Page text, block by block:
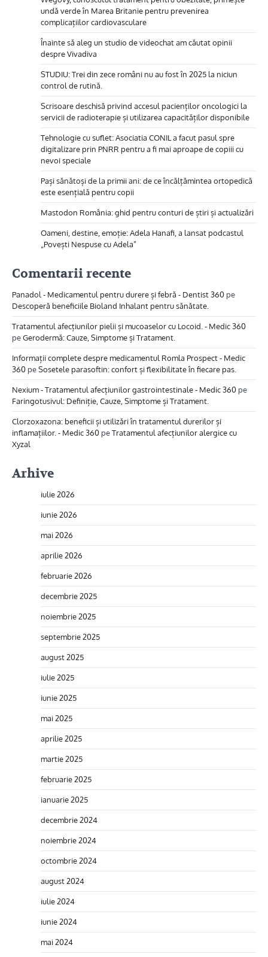
undă verde în Marea Britanie pentru prevenirea
complicațiilor cardiovasculare
Înainte să aleg un studio de videochat am căutat opinii
despre Vivadiva
STUDIU: Trei din zece români nu au fost în 2025 la niciun
control de rutină.
Scrisoare deschisă privind accesul pacienților oncologici la
servicii de radioterapie și utilizarea capacităților disponibile
Tehnologie cu suflet: Asociatia CONIL a facut pasul spre
digitalizare prin PNRR pentru a fi mai aproape de copiii cu
nevoi speciale
Pași sănătoși de la primii ani: de ce încălțămintea ortopedică
este esențială pentru copii
Mastodon România: ghid pentru conturi de știri și actualizări
Oameni, destine, emoție: Adela Hanafi, a lansat podcastul
„Povești Nespuse cu Adela”
Comentarii recente
Panadol - Medicamentul pentru durere și febră - Dentist 360 pe
Descoperă beneficiile Bioland Inhalant pentru sănătate.
Tratamentul afecțiunilor pielii și mucoaselor cu Locoid. - Medic 360
peGerodermă: Cauze, Simptome și Tratament.
Informații complete despre medicamentul Romla Prospect - Medic
360 peSosetele parasoftin: confort și flexibilitate în fiecare pas.
Nexium - Tratamentul afecțiunilor gastrointestinale - Medic 360 pe
Faringotusivul: Definiție, Cauze, Simptome și Tratament.
Clorzoxazona: beneficii și utilizări în tratamentul durerilor și
inflamațiilor. - Medic 360 peTratamentul afecțiunilor alergice cu
Xyzal
Arhive
iulie 2026
iunie 2026
mai 2026
aprilie 2026
februarie 2026
decembrie 2025
noiembrie 2025
septembrie 2025
august 2025
iulie 2025
iunie 2025
mai 2025
aprilie 2025
martie 2025
februarie 2025
ianuarie 2025
decembrie 2024
noiembrie 2024
octombrie 2024
august 2024
iulie 2024
iunie 2024
mai 2024